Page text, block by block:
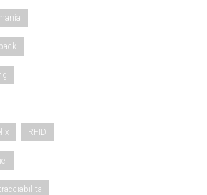
RFID